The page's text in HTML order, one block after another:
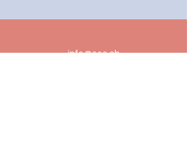
info@eee.ch